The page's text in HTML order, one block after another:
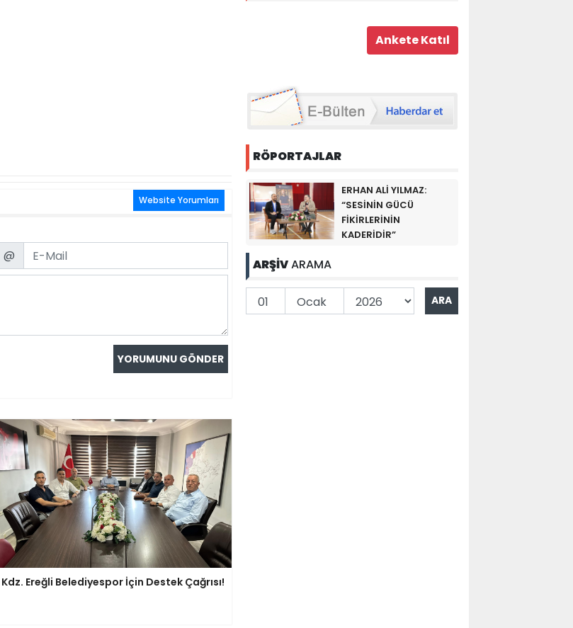
Website Yorumları
Email
@
Kdz. Ereğli Belediyespor İçin Destek Çağrısı!
RÖPORTAJLAR
ERHAN ALİ YILMAZ:
“SESİNİN GÜCÜ
FİKİRLERİNİN
KADERİDİR”
ARŞİVARAMA